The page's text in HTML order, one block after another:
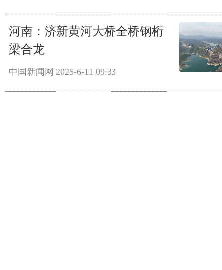
河南：济新黄河大桥全桥钢桁
梁合龙
中国新闻网 2025-6-11 09:33